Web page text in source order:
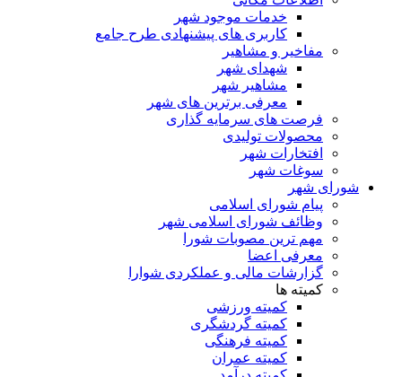
خدمات موجود شهر
کاربری های پیشنهادی طرح جامع
مفاخیر و مشاهیر
شهدای شهر
مشاهیر شهر
معرفی برترین های شهر
فرصت های سرمایه گذاری
محصولات تولیدی
افتخارات شهر
سوغات شهر
شورای شهر
پیام شورای اسلامی
وظائف شورای اسلامی شهر
مهم ترین مصوبات شورا
معرفی اعضا
گزارشات مالی و عملکردی شوارا
کمیته ها
کمیته ورزشی
کمیته گردشگری
کمیته فرهنگی
کمیته عمران